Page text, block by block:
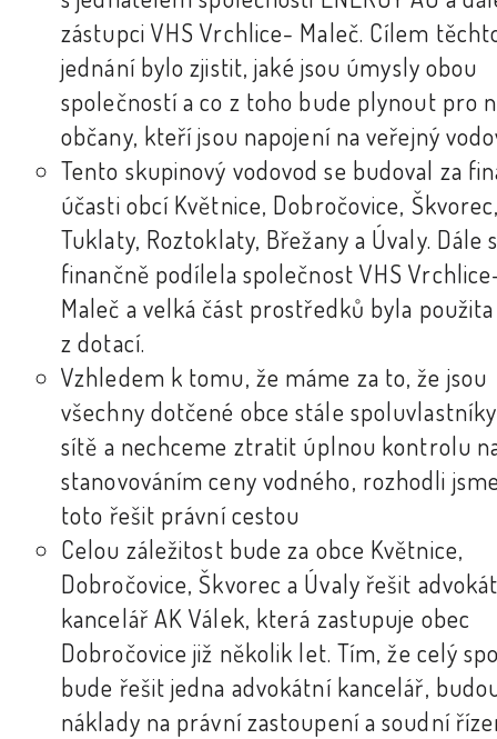
zástupci VHS Vrchlice- Maleč. Cílem
jednání bylo zjistit, jaké jsou úmysly obou
společností a co z toho bude plynout pro
občany, kteří jsou napojení na veřejný
Tento skupinový vodovod se budoval za
účasti obcí Květnice, Dobročovice,
Tuklaty, Roztoklaty, Břežany a Úvaly. Dále
finančně podílela společnost VHS
Maleč a velká část prostředků byla použita
z dotací.
Vzhledem k tomu, že máme za to, že jsou
všechny dotčené obce stále
sítě a nechceme ztratit úplnou kontrolu
stanovováním ceny vodného, rozhodli
toto řešit právní cestou
Celou záležitost bude za obce Květnice,
Dobročovice, Škvorec a Úvaly řešit
kancelář AK Válek, která zastupuje obec
Dobročovice již několik let. Tím, že celý
bude řešit jedna advokátní kancelář,
náklady na právní zastoupení a soudní